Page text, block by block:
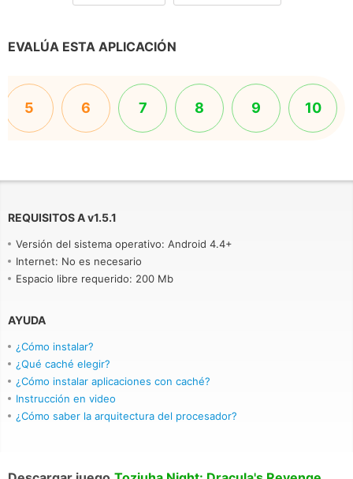
EVALÚA ESTA APLICACIÓN
5 6 7 8 9 10
REQUISITOS Av1.5.1
Versión del sistema operativo: Android 4.4+
Internet: No es necesario
Espacio libre requerido: 200 Mb
AYUDA
¿Cómo instalar?
¿Qué caché elegir?
¿Cómo instalar aplicaciones con caché?
Instrucción en video
¿Cómo saber la arquitectura del procesador?